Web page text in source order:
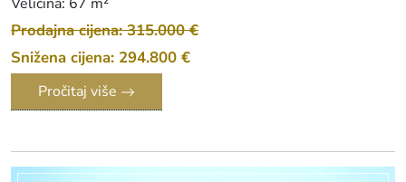
Prodajna cijena: 315.000 €
Snižena cijena: 294.800 €
Pročitaj više